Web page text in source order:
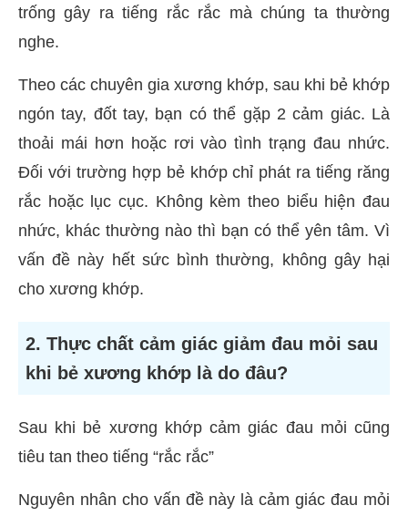
trống gây ra tiếng rắc rắc mà chúng ta thường
nghe.
Theo các chuyên gia xương khớp, sau khi bẻ khớp
ngón tay, đốt tay, bạn có thể gặp 2 cảm giác. Là
thoải mái hơn hoặc rơi vào tình trạng đau nhức.
Đối với trường hợp bẻ khớp chỉ phát ra tiếng răng
rắc hoặc lục cục. Không kèm theo biểu hiện đau
nhức, khác thường nào thì bạn có thể yên tâm. Vì
vấn đề này hết sức bình thường, không gây hại
cho xương khớp.
2. Thực chất cảm giác giảm đau mỏi sau
khi bẻ xương khớp là do đâu?
Sau khi bẻ xương khớp cảm giác đau mỏi cũng
tiêu tan theo tiếng “rắc rắc”
Nguyên nhân cho vấn đề này là cảm giác đau mỏi